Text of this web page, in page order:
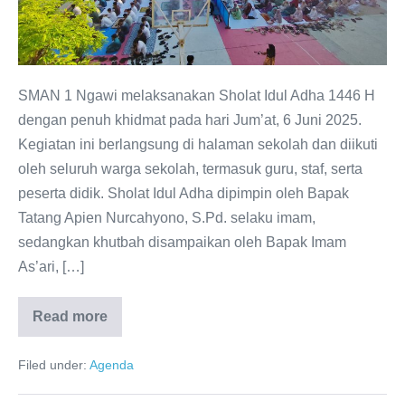
1
Ngawi:
Momentum
Berkurban
dan
Menebar
Kepedulian
Sosial
SMAN 1 Ngawi melaksanakan Sholat Idul Adha 1446 H
dengan penuh khidmat pada hari Jum’at, 6 Juni 2025.
Kegiatan ini berlangsung di halaman sekolah dan diikuti
oleh seluruh warga sekolah, termasuk guru, staf, serta
peserta didik. Sholat Idul Adha dipimpin oleh Bapak
Tatang Apien Nurcahyono, S.Pd. selaku imam,
sedangkan khutbah disampaikan oleh Bapak Imam
As’ari, […]
Read morePelaksanaan
Sholat
Adha
SMAN
Filed under: Agenda